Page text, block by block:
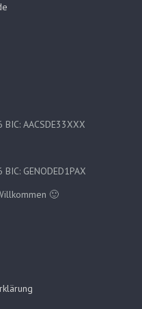
AACSDE33XXX
GENODED1PAX
🙂